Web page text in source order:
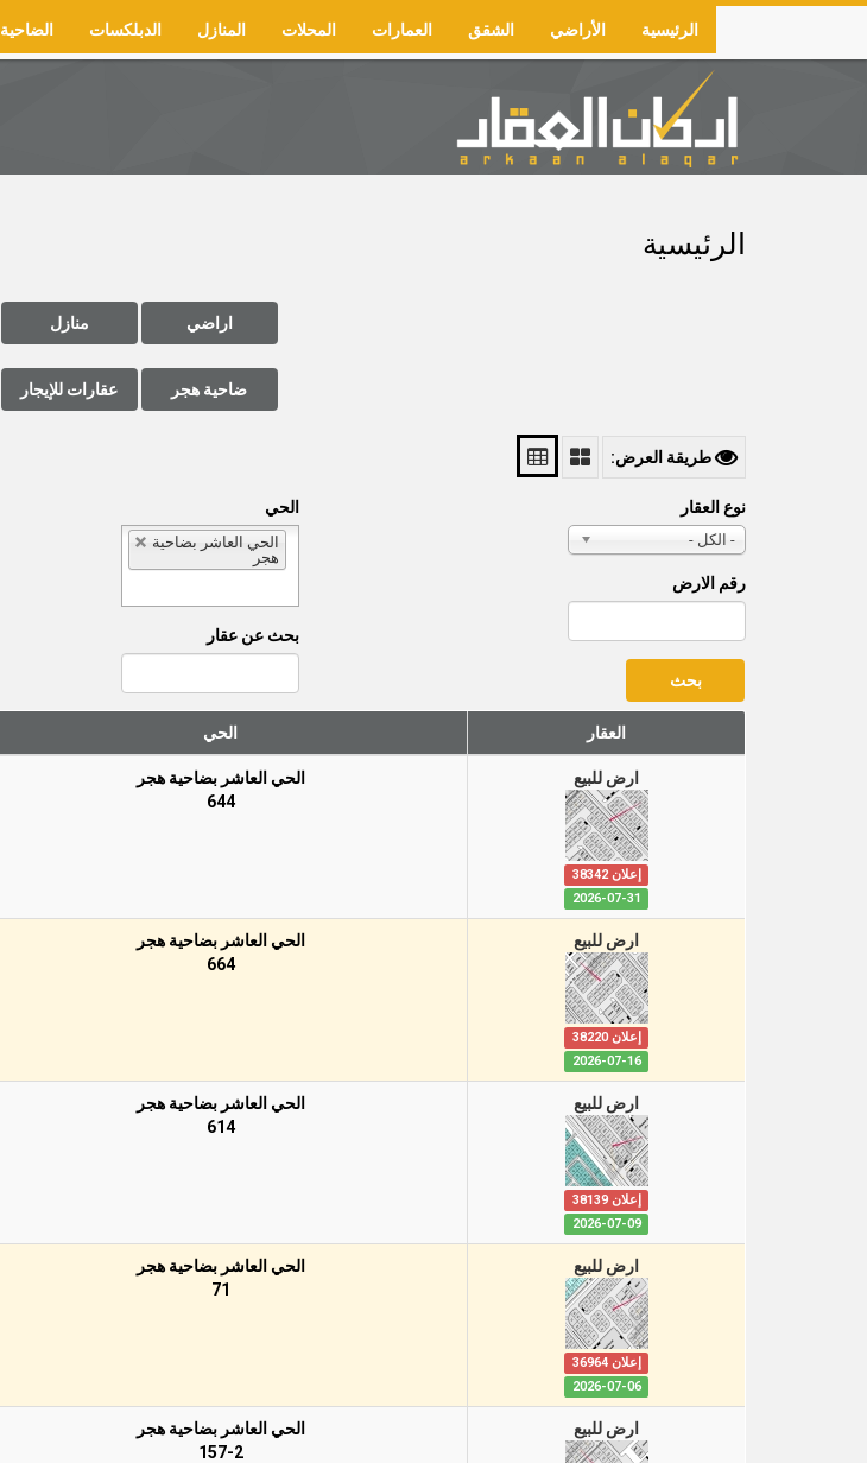
Skip
main
Main
navigation
الضاحية الدبلكسات المنازل المحلات العمارات الشقق الأراضي الرئيسية
الرئيسية
اراضي منازل
ضاحية هجر عقارات للإيجار
طريقة العرض:
نوع العقار
- الكل -
رقم الارض
الحي
الحي العاشر بضاحية
هجر
بحث عن عقار
العقار الحي
ارض للبيع
إعلان 38342
2026-07-31
الحي العاشر بضاحية هجر
644
ارض للبيع
إعلان 38220
2026-07-16
الحي العاشر بضاحية هجر
664
ارض للبيع
إعلان 38139
2026-07-09
الحي العاشر بضاحية هجر
614
ارض للبيع
إعلان 36964
2026-07-06
الحي العاشر بضاحية هجر
71
ارض للبيع
الحي العاشر بضاحية هجر
157-2